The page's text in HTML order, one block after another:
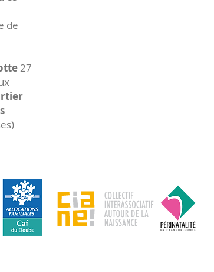
de
27